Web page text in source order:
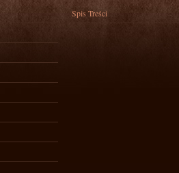
Spis Treści